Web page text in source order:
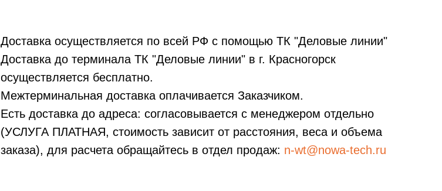
Доставка осуществляется по всей РФ с помощью ТК "Деловые линии"
Доставка до терминала ТК "Деловые линии" в г. Красногорск
осуществляется бесплатно.
Межтерминальная доставка оплачивается Заказчиком.
Есть доставка до адреса: согласовывается с менеджером отдельно
(УСЛУГА ПЛАТНАЯ, стоимость зависит от расстояния, веса и объема
заказа), для расчета обращайтесь в отдел продаж: n-wt@nowa-tech.ru